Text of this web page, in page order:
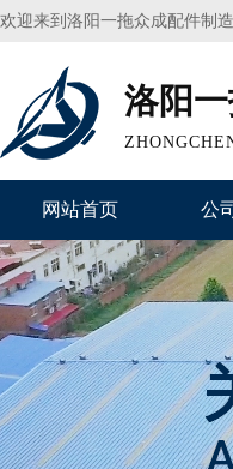
欢迎来到洛阳一拖众成配件制
洛阳
网站首页 公